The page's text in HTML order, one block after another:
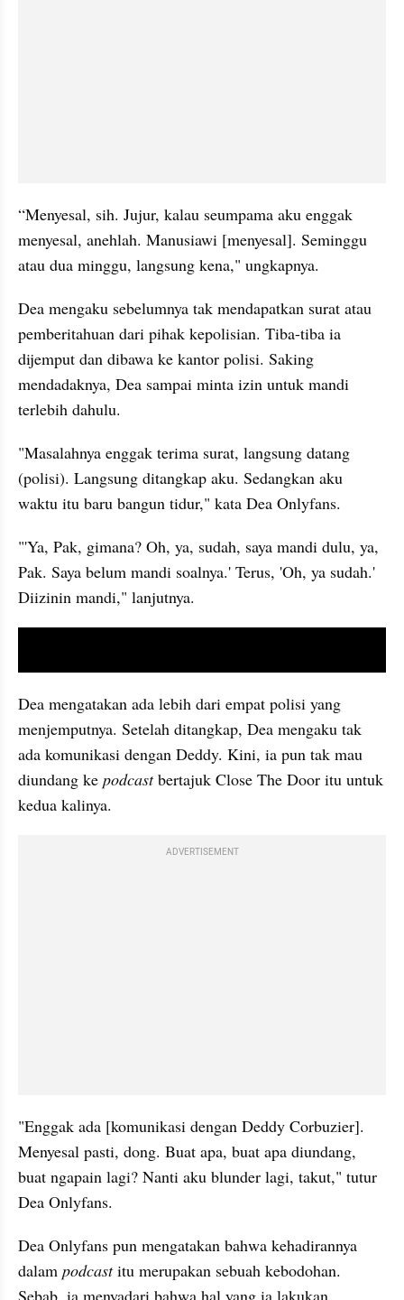
“Menyesal, sih. Jujur, kalau seumpama aku enggak
menyesal, anehlah. Manusiawi [menyesal]. Seminggu
atau dua minggu, langsung kena," ungkapnya.
Dea mengaku sebelumnya tak mendapatkan surat atau
pemberitahuan dari pihak kepolisian. Tiba-tiba ia
dijemput dan dibawa ke kantor polisi. Saking
mendadaknya, Dea sampai minta izin untuk mandi
terlebih dahulu.
"Masalahnya enggak terima surat, langsung datang
(polisi). Langsung ditangkap aku. Sedangkan aku
waktu itu baru bangun tidur," kata Dea Onlyfans.
"'Ya, Pak, gimana? Oh, ya, sudah, saya mandi dulu, ya,
Pak. Saya belum mandi soalnya.' Terus, 'Oh, ya sudah.'
Diizinin mandi," lanjutnya.
Dea mengatakan ada lebih dari empat polisi yang
menjemputnya. Setelah ditangkap, Dea mengaku tak
ada komunikasi dengan Deddy. Kini, ia pun tak mau
diundang ke podcast bertajuk Close The Door itu untuk
kedua kalinya.
ADVERTISEMENT
"Enggak ada [komunikasi dengan Deddy Corbuzier].
Menyesal pasti, dong. Buat apa, buat apa diundang,
buat ngapain lagi? Nanti aku blunder lagi, takut," tutur
Dea Onlyfans.
Dea Onlyfans pun mengatakan bahwa kehadirannya
dalam podcast itu merupakan sebuah kebodohan.
Sebab, ia menyadari bahwa hal yang ia lakukan